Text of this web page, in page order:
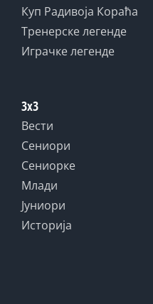
Куп Радивоја Кораћа
Тренерске легенде
Играчке легенде
3x3
Вести
Сениори
Сениорке
Млади
Јуниори
Историја